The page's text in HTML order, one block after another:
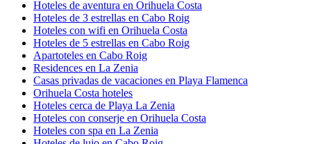
Hoteles de aventura en Orihuela Costa
Hoteles de 3 estrellas en Cabo Roig
Hoteles con wifi en Orihuela Costa
Hoteles de 5 estrellas en Cabo Roig
Apartoteles en Cabo Roig
Residences en La Zenia
Casas privadas de vacaciones en Playa Flamenca
Orihuela Costa hoteles
Hoteles cerca de Playa La Zenia
Hoteles con conserje en Orihuela Costa
Hoteles con spa en La Zenia